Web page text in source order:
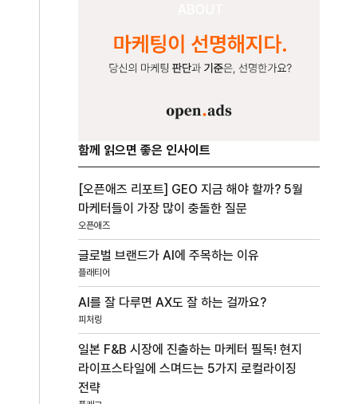
함께 읽으면 좋은 인사이트
[오픈애즈 리포트] GEO 지금 해야 할까? 5월
마케터들이 가장 많이 충돌한 질문
오픈애즈
글로벌 브랜드가 AI에 주목하는 이유
플래티어
AI를 잘 다루면 AX도 잘 하는 걸까요?
피처링
일본 F&B 시장에 진출하는 마케터 필독! 현지
라이프스타일에 스며드는 5가지 로컬라이징
전략